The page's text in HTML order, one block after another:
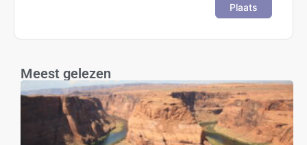
Meest gelezen